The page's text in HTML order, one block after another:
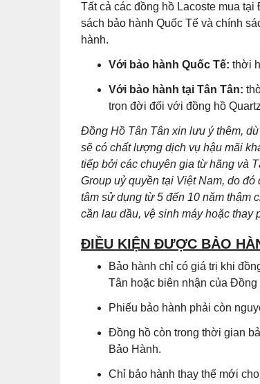
Tất cả các đồng hồ Lacoste mua
sách bảo hành Quốc Tế và chính
hành.
Với bảo hành Quốc Tế: thời
Với bảo hành tại Tân Tân:
trọn đời đối với đồng hồ
Đồng Hồ Tân Tân xin lưu ý thêm,
sẽ có chất lượng dịch vụ hậu mãi
tiếp bởi các chuyên gia từ hãng và
Group uỷ quyền tại Việt Nam, do
tâm sử dụng từ 5 đến 10 năm thậm
cần lau dầu, vệ sinh máy hoặc thay
ĐIỀU KIỆN ĐƯỢC BẢO
Bảo hành chỉ có giá trị khi
Tân hoặc biên nhận của
Phiếu bảo hành phải còn
Đồng hồ còn trong thời gian
Bảo Hành.
Chỉ bảo hành thay thế mới